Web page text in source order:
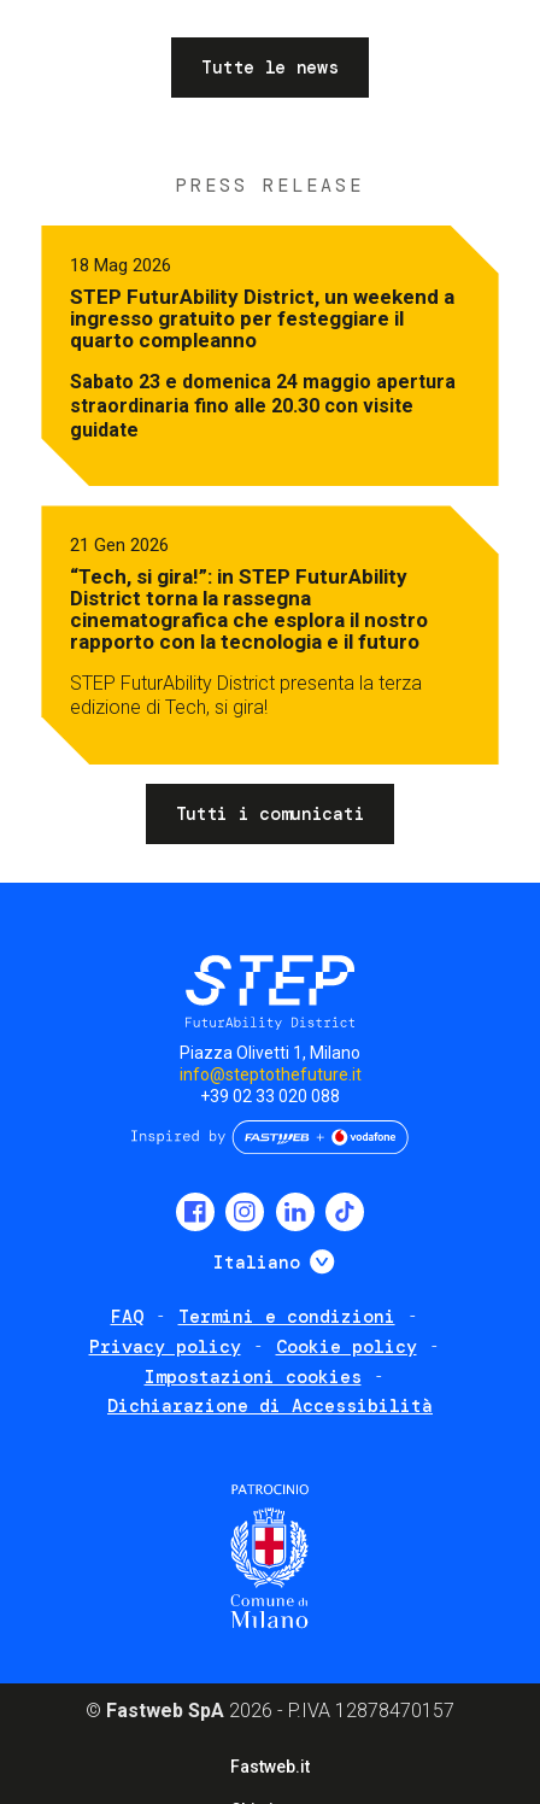
Tutte le news
PRESS RELEASE
18 Mag 2026
STEP FuturAbility District, un weekend a
ingresso gratuito per festeggiare il
quarto compleanno
Sabato 23 e domenica 24 maggio apertura
straordinaria fino alle 20.30 con visite
guidate
21 Gen 2026
“Tech, si gira!”: in STEP FuturAbility
District torna la rassegna
cinematografica che esplora il nostro
rapporto con la tecnologia e il futuro
STEP FuturAbility District presenta la terza
edizione di Tech, si gira!
Tutti i comunicati
Piazza Olivetti 1, Milano
info@steptothefuture.it
+39 02 33 020 088
Italiano Mostra ulteriori
FAQ
Termini e condizioni
Privacy policy
Cookie policy
Impostazioni cookies
Dichiarazione di Accessibilità
© Fastweb SpA 2026 - P.IVA 12878470157
Fastweb.it